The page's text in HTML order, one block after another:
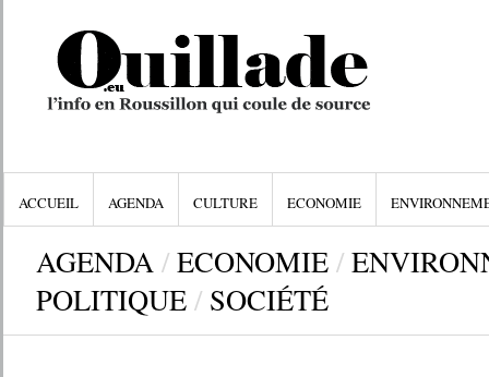
ACCUEIL AGENDA CULTURE ECONOMIE
AGENDA / ECONOMIE /
POLITIQUE / SOCIÉTÉ